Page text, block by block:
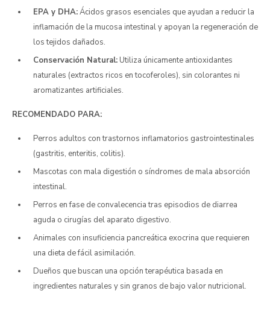
EPA y DHA:Ácidos grasos esenciales que ayudan a reducir la
inflamación de la mucosa intestinal y apoyan la regeneración de
los tejidos dañados.
Conservación Natural: Utiliza únicamente antioxidantes
naturales (extractos ricos en tocoferoles), sin colorantes ni
aromatizantes artificiales.
RECOMENDADO PARA:
Perros adultos con trastornos inflamatorios gastrointestinales
(gastritis, enteritis, colitis).
Mascotas con mala digestión o síndromes de mala absorción
intestinal.
Perros en fase de convalecencia tras episodios de diarrea
aguda o cirugías del aparato digestivo.
Animales con insuficiencia pancreática exocrina que requieren
una dieta de fácil asimilación.
Dueños que buscan una opción terapéutica basada en
ingredientes naturales y sin granos de bajo valor nutricional.